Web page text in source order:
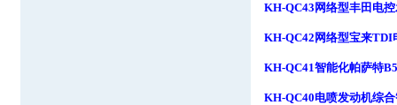
KH-QC43 网络型丰田电
KH-QC42 网络型宝来TDI
KH-QC41智能化帕萨特B5
KH-QC40电喷发动机综